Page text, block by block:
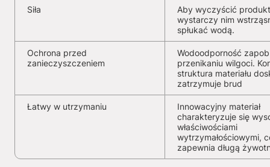
Siła
Aby wyczyścić
wystarczy nim
spłukać wodą.
Ochrona przed
zanieczyszczeniem
Wodoodporność
przenikaniu wilgoci.
struktura materiału
zatrzymuje brud
Łatwy w utrzymaniu
Innowacyjny materiał
charakteryzuje się
właściwościami
wytrzymałościowymi,
zapewnia długą